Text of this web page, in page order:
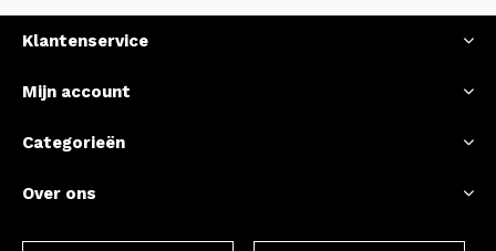
Klantenservice
Mijn account
Categorieën
Over ons